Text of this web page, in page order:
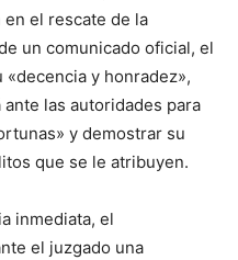
el rescate de la
un comunicado oficial, el
y honradez»,
las autoridades para
y demostrar su
que se le atribuyen.
inmediata, el
el juzgado una